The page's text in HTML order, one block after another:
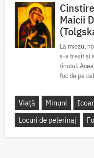
Maicii
La miezul
s-a trezit și
ținutul.
foc de pe
Viață Minuni
Locuri de pelerinaj